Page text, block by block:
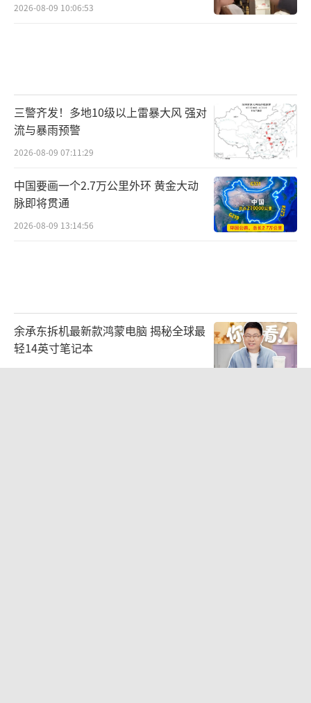
2026-08-09 10:06:53
三警齐发！多地10级以上雷暴大风 强对
流与暴雨预警
2026-08-09 07:11:29
中国要画一个2.7万公里外环 黄金大动
脉即将贯通
2026-08-09 13:14:56
余承东拆机最新款鸿蒙电脑 揭秘全球最
轻14英寸笔记本
2026-08-09 14:49:18